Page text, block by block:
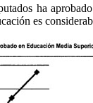
ha
es